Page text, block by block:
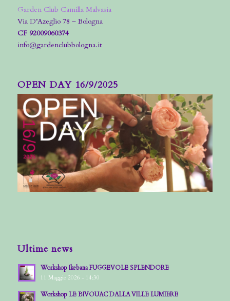
Garden Club Camilla Malvasia
Via D’Azeglio 78 – Bologna
CF 92009060374
info@gardenclubbologna.it
OPEN DAY 16/9/2025
Ultime news
Workshop Ikebana FUGGEVOLE SPLENDORE
11 Maggio 2026 - 14:30
Workshop LE BIVOUAC DALLA VILLE LUMIERE